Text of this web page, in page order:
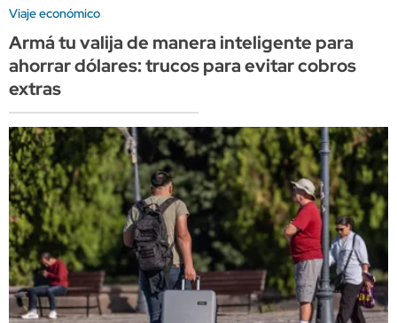
Viaje económico
Armá tu valija de manera inteligente para
ahorrar dólares: trucos para evitar cobros
extras